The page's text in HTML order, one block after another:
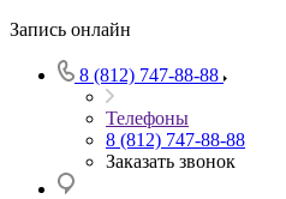
Запись онлайн
8 (812) 747-88-88
Телефоны
8 (812) 747-88-88
Заказать звонок